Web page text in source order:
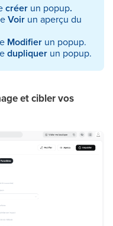
créer un popup.
Voir un aperçu du
Modifier un popup.
dupliquer un popup.
et cibler vos